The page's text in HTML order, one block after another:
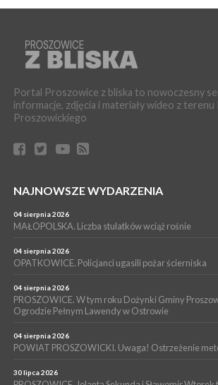
GMINA PROSZOWICE. W Klimontowie
WYDARZENIA
16 lipca 2026
Pałecznicy będą obsługiwani w Proszowicach
WYDARZENIA
PROSZOWICE. W parku Warsztaty
NOC CIEM
15 lipca 2026
Czwartki w Bibliotece”
14 lipca 2026
PROSZOWICE. 26 lipca odbędzie się XII
WYDARZENIA
13 lipca 2026
Szpitalu im. Ojca Rafała z Proszowic już działa
Portal Proszowice z bliska to nowoczesny
informacje, zdjęcia i materiały wideo z
Proszowickiego
NAJNOWSZE WYDARZENIA
04 sierpnia 2026
MAŁOPOLSKA. Liczba stulatków wciąż rośnie
04 sierpnia 2026
OPATKOWICE. Policjanci ugasili pożar ścierniska
04 sierpnia 2026
PROSZOWICE. W tym roku Dożynki Gminy
Ogrodzie Pełnym Lawendy w Ostrowie
04 sierpnia 2026
POWIAT PROSZOWICKI. Uwaga! Ostrzeżenie
30 lipca 2026